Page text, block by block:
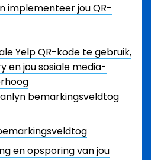
implementeer jou QR-
Yelp QR-kode te gebruik,
en jou sosiale media-
bemarkingsveldtog
en opsporing van jou